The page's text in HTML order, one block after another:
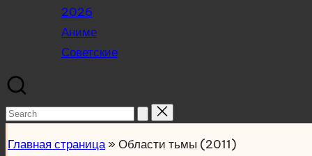
2026
Аниме
Советские
Search
Главная страница» Области тьмы (2011)